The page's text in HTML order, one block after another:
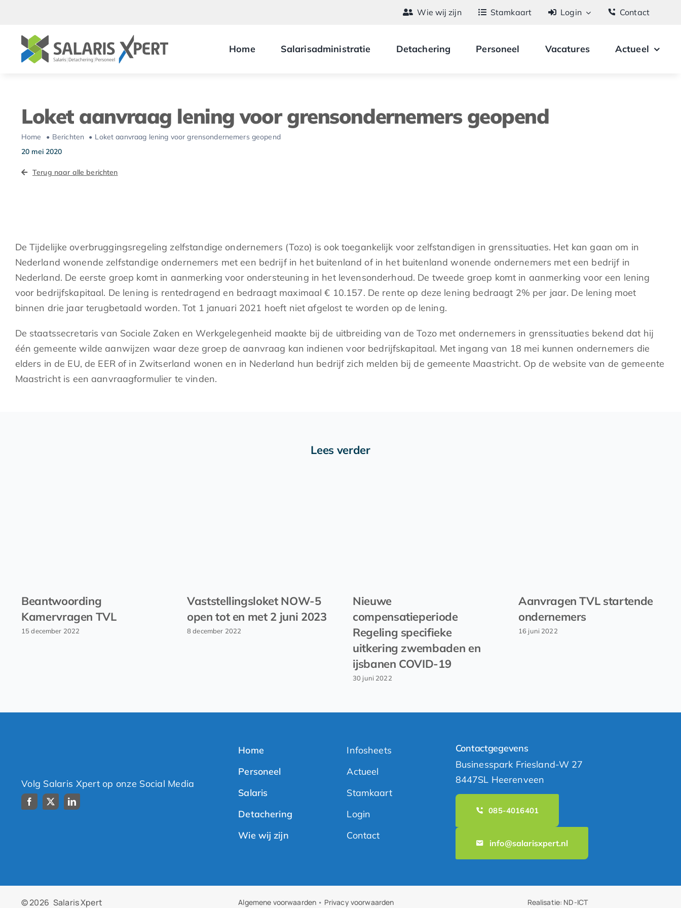
inhoud
Wie wij zijn Stamkaart Login Contact
Home Salarisadministratie Detachering Personeel Vacatures Actueel
Loket aanvraag lening voor grensondernemers geopend
Home Berichten
Loket aanvraag lening voor grensondernemers geopend
20 mei 2020
Terug naar alle berichten
De Tijdelijke overbruggingsregeling zelfstandige ondernemers (Tozo) is ook toegankelijk voor zelfstandigen in grenssituaties. Het kan gaan om in
Nederland wonende zelfstandige ondernemers met een bedrijf in het buitenland of in het buitenland wonende ondernemers met een bedrijf in
Nederland. De eerste groep komt in aanmerking voor ondersteuning in het levensonderhoud. De tweede groep komt in aanmerking voor een lening
voor bedrijfskapitaal. De lening is rentedragend en bedraagt maximaal € 10.157. De rente op deze lening bedraagt 2% per jaar. De lening moet
binnen drie jaar terugbetaald worden. Tot 1 januari 2021 hoeft niet afgelost te worden op de lening.
De staatssecretaris van Sociale Zaken en Werkgelegenheid maakte bij de uitbreiding van de Tozo met ondernemers in grenssituaties bekend dat hij
één gemeente wilde aanwijzen waar deze groep de aanvraag kan indienen voor bedrijfskapitaal. Met ingang van 18 mei kunnen ondernemers die
elders in de EU, de EER of in Zwitserland wonen en in Nederland hun bedrijf zich melden bij de gemeente Maastricht. Op de website van de gemeente
Maastrichtis een aanvraagformulier te vinden.
Lees verder
Beantwoording
Kamervragen TVL
15 december 2022
Vaststellingsloket NOW-5
open tot en met 2 juni 2023
8 december 2022
Nieuwe
compensatieperiode
Regeling specifieke
uitkering zwembaden en
ijsbanen COVID-19
30 juni 2022
Aanvragen TVL startende
ondernemers
16 juni 2022
Volg Salaris Xpert op onze Social Media
Home
Personeel
Salaris
Detachering
Wie wij zijn
Infosheets
Actueel
Stamkaart
Login
Contact
Contactgegevens
Businesspark Friesland-W 27
8447SL Heerenveen
085-4016401
info@salarisxpert.nl
© 2026 Salaris Xpert Algemene voorwaarden • Privacy voorwaarden Realisatie: ND-ICT